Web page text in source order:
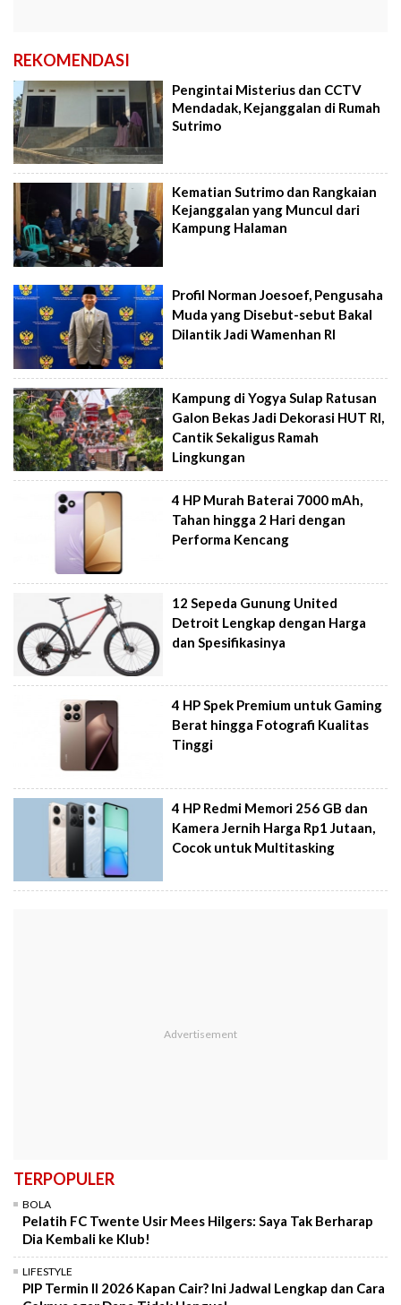
REKOMENDASI
Pengintai Misterius dan CCTV
Mendadak, Kejanggalan di Rumah
Sutrimo
Kematian Sutrimo dan Rangkaian
Kejanggalan yang Muncul dari
Kampung Halaman
Profil Norman Joesoef, Pengusaha
Muda yang Disebut-sebut Bakal
Dilantik Jadi Wamenhan RI
Kampung di Yogya Sulap Ratusan
Galon Bekas Jadi Dekorasi HUT RI,
Cantik Sekaligus Ramah
Lingkungan
4 HP Murah Baterai 7000 mAh,
Tahan hingga 2 Hari dengan
Performa Kencang
12 Sepeda Gunung United
Detroit Lengkap dengan Harga
dan Spesifikasinya
4 HP Spek Premium untuk Gaming
Berat hingga Fotografi Kualitas
Tinggi
4 HP Redmi Memori 256 GB dan
Kamera Jernih Harga Rp1 Jutaan,
Cocok untuk Multitasking
TERPOPULER
BOLA
Pelatih FC Twente Usir Mees Hilgers: Saya Tak Berharap
Dia Kembali ke Klub!
LIFESTYLE
PIP Termin II 2026 Kapan Cair? Ini Jadwal Lengkap dan Cara